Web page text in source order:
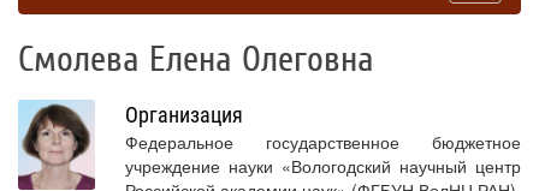
Смолева Елена Олеговна
Организация
Федеральное государственное бюджетное
учреждение науки «Вологодский научный центр